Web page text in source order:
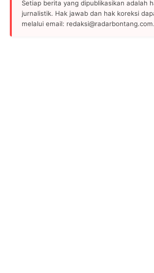
Setiap berita yang dipublikasikan adalah
jurnalistik. Hak jawab dan hak koreksi
melalui email: redaksi@radarbontang.com.